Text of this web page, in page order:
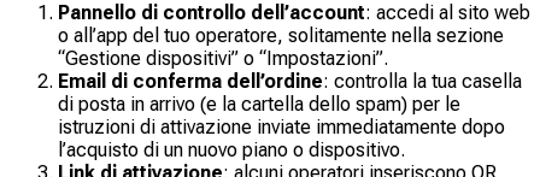
Pannello di controllo dell’account: accedi al sito web
o all’app del tuo operatore, solitamente nella sezione
“Gestione dispositivi” o “Impostazioni”.
Email di conferma dell’ordine: controlla la tua casella
di posta in arrivo (e la cartella dello spam) per le
istruzioni di attivazione inviate immediatamente dopo
l’acquisto di un nuovo piano o dispositivo.